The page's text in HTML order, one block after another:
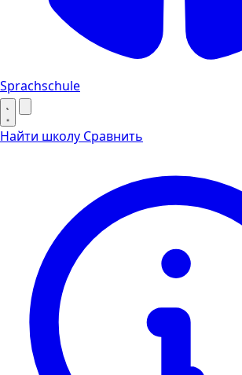
Sprachschule
Найти школу Сравнить